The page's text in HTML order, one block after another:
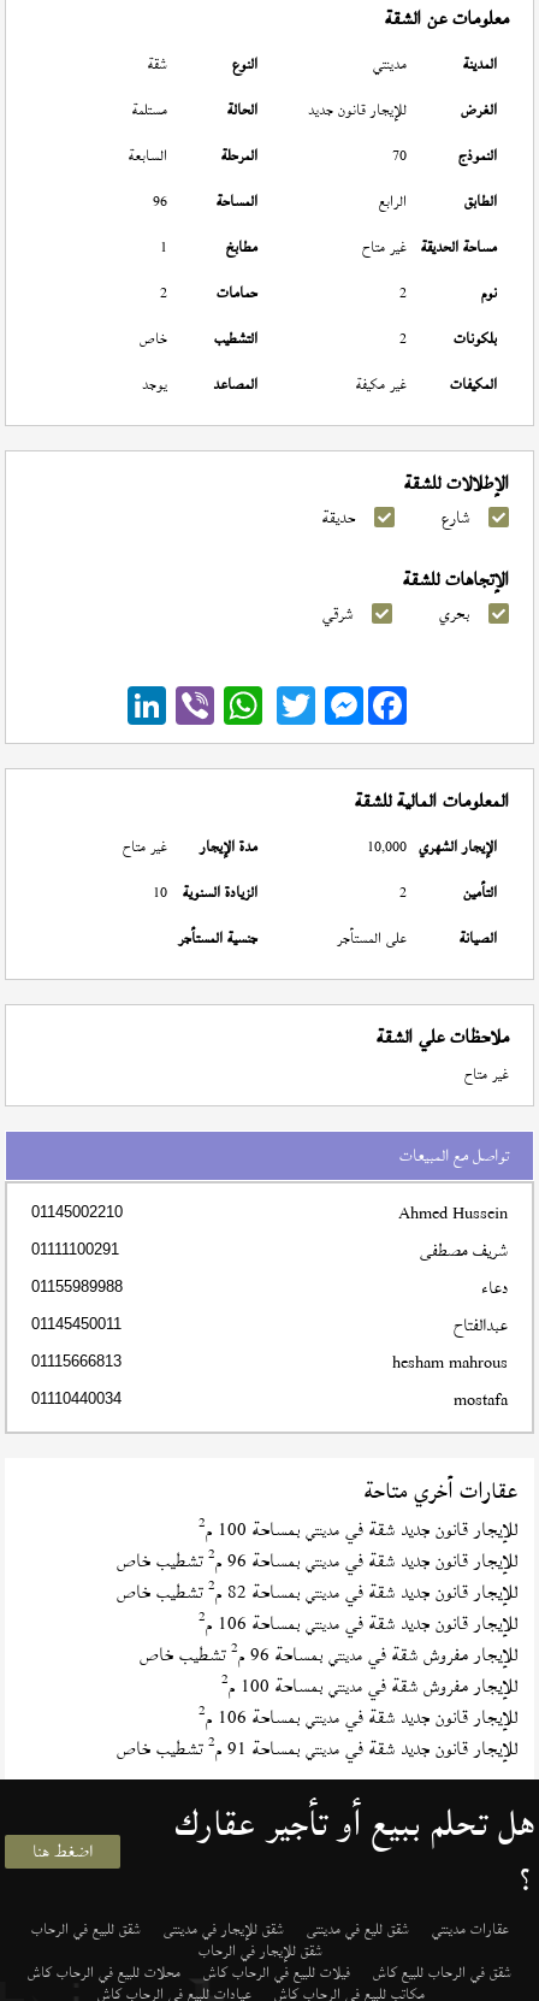
معلومات عن الشقة
المدينة مدينتي النوع
شقة
الغرض
للإيجار قانون جديد الحالة
مستلمة
النموذج
70 المرحلة
السابعة
الطابق
الرابع المساحة
96
مساحة الحديقة غير متاح مطابخ
1
نوم
2 حمامات
2
بلكونات
2 التشطيب
خاص
المكيفات
غير مكيفة المصاعد يوجد
الإطلالات للشقة
شارع حديقة
الإتجاهات للشقة
بحري شرقي
Messenger
المعلومات المالية للشقة
الإيجار الشهري 10,000 مدة الإيجار
غير متاح
التأمين
2 الزيادة السنوية 10
الصيانة
على المستأجر جنسية المستأجر
ملاحظات علي الشقة
غير متاح
تواصل مع المبيعات
Ahmed Hussein
01145002210
شريف مصطفى 01111100291
دعاء 01155989988
عبدالفتاح 01145450011
hesham mahrous
01115666813
mostafa
01110440034
عقارات أخري متاحة
للإيجار قانون جديد شقة فيمدينتي بمساحة 100 م 2
للإيجار قانون جديد شقة فيمدينتي بمساحة 96 م 2تشطيب خاص
للإيجار قانون جديد شقة فيمدينتي بمساحة 82 م 2تشطيب خاص
للإيجار قانون جديد شقة فيمدينتي بمساحة 106 م 2
للإيجار مفروش شقة فيمدينتي بمساحة 96 م 2تشطيب خاص
للإيجار مفروش شقة فيمدينتي بمساحة 100 م 2
للإيجار قانون جديد شقة فيمدينتي بمساحة 106 م 2
للإيجار قانون جديد شقة فيمدينتي بمساحة 91 م 2تشطيب خاص
هل تحلم ببيع أو تأجير عقارك
؟ اضغط هنا
عقارات مدينتي شقق لليع في مدينتى شقق للإيجار في مدينتى شقق للبيع في الرحاب
شقق للإيجار في الرحاب
شقق في الرحاب للبيع كاش فيلات للبيع في الرحاب كاش محلات للبيع في الرحاب كاش
مكاتب للبيع في الرحاب كاش عيادات للبيع في الرحاب كاش